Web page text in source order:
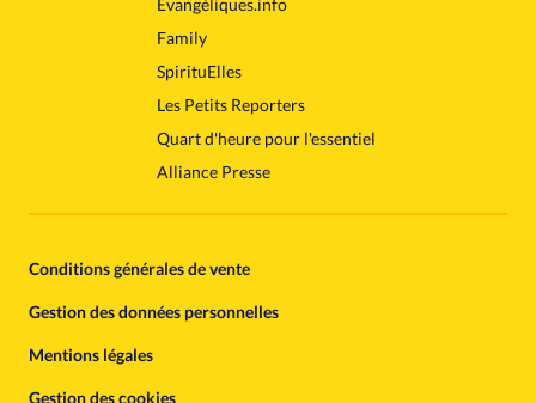
Evangéliques.info
Family
SpirituElles
Les Petits Reporters
Quart d'heure pour l'essentiel
Alliance Presse
Conditions générales de vente
Gestion des données personnelles
Mentions légales
Gestion des cookies